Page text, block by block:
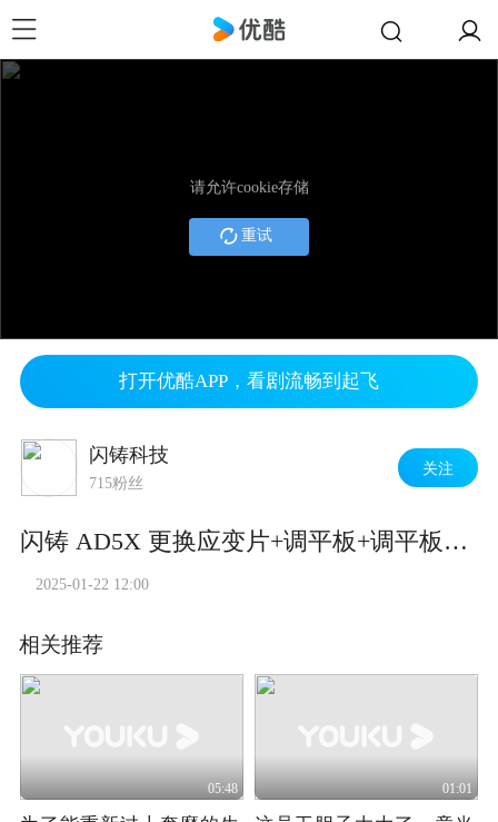
请允许cookie存储
重试
打开优酷APP，看剧流畅到起飞
闪铸科技
715粉丝
关注
闪铸 AD5X 更换应变片+调平板+调平板校准
2025-01-22 12:00
相关推荐
05:48 01:01